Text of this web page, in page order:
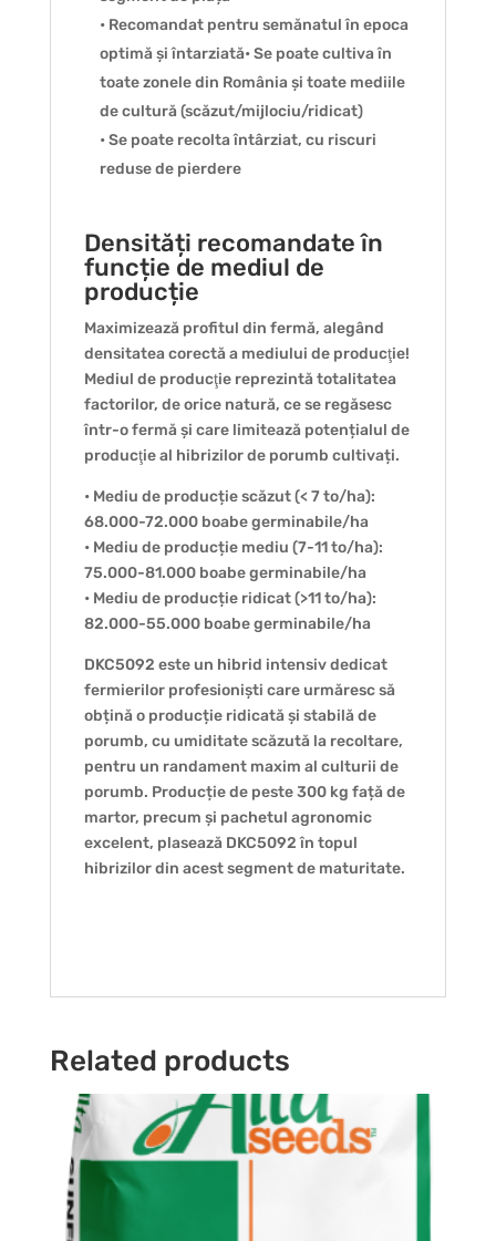
• Recomandat pentru semănatul în epoca
optimă și întarziată• Se poate cultiva în
toate zonele din România și toate mediile
de cultură (scăzut/mijlociu/ridicat)
• Se poate recolta întârziat, cu riscuri
reduse de pierdere
Densități recomandate în
funcție de mediul de
producție
Maximizează profitul din fermă, alegând
densitatea corectă a mediului de producţie!
Mediul de producţie reprezintă totalitatea
factorilor, de orice natură, ce se regăsesc
într-o fermă și care limitează potențialul de
producţie al hibrizilor de porumb cultivați.
• Mediu de producție scăzut (< 7 to/ha):
68.000-72.000 boabe germinabile/ha
• Mediu de producție mediu (7-11 to/ha):
75.000-81.000 boabe germinabile/ha
• Mediu de producție ridicat (>11 to/ha):
82.000-55.000 boabe germinabile/ha
DKC5092 este un hibrid intensiv dedicat
fermierilor profesioniști care urmăresc să
obțină o producție ridicată și stabilă de
porumb, cu umiditate scăzută la recoltare,
pentru un randament maxim al culturii de
porumb. Producție de peste 300 kg față de
martor, precum și pachetul agronomic
excelent, plasează DKC5092 în topul
hibrizilor din acest segment de maturitate.
Related products